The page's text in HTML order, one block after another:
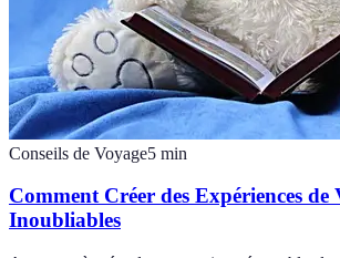
Conseils de Voyage5 min
Comment Créer des Expériences de
Inoubliables